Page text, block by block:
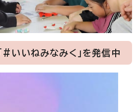
いねみなみく」を発信中